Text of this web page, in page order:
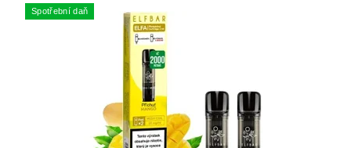
Spotřební daň